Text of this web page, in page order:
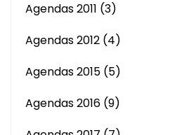
Agendas 2011 (3)
Agendas 2012 (4)
Agendas 2015 (5)
Agendas 2016 (9)